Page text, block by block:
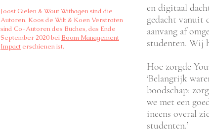
Joost Gielen & Wout Withagen sind die
Autoren. Koos de Wilt & Koen Verstraten
sind Co-Autoren des Buches, das Ende
September 2020 bei Boom Management
Impact erschienen ist.
en digitaal
gedacht vanuit
aanvang af
studenten. Wij
Hoe zorgde
‘Belangrijk
boodschap:
we met een
ineens overal
studenten.’